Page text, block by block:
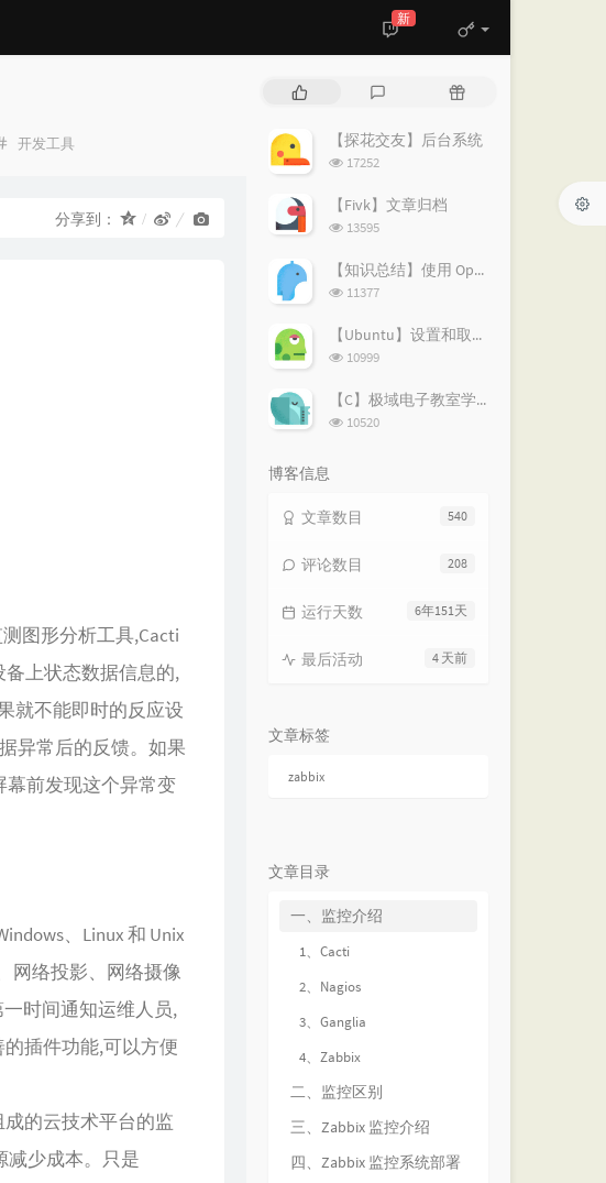
新
分
开发工具
分享到：
测图形分析工具,Cacti
上状态数据信息的,
就不能即时的反应设
异常后的反馈。如果
幕前发现这个异常变
、Linux 和 Unix
网络投影、网络摄像
时间通知运维人员,
插件功能,可以方便
的云技术平台的监
减少成本。只是
章
评
随
文
【探花交友】后台系统
浏
次
17252
【Fivk】文章归档
浏
次
数:
13595
【知识总结】使用 OpenVPN 实现按需分流：避免全局代理泄露隐私
浏
次
11377
【Ubuntu】设置和取消代理的简易指南
浏
次
数:
10999
【C】极域电子教室学生端解除控制
浏
10520
博客信息
540
文章数目
208
评论数目
6年151天
运行天数
4 天前
最后活动
文章标签
zabbix
文章目录
一、监控介绍
1、Cacti
2、Nagios
3、Ganglia
4、Zabbix
二、监控区别
三、Zabbix 监控介绍
四、Zabbix 监控系统部署